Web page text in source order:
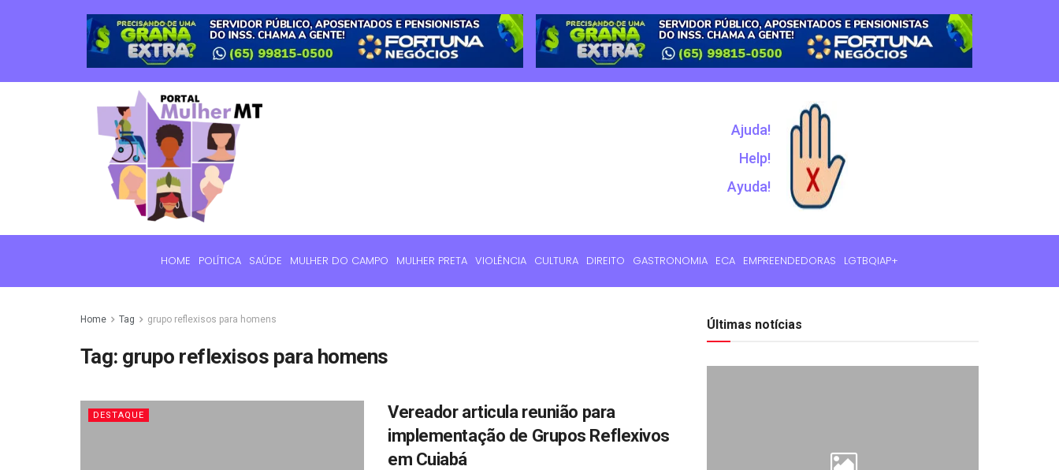
Ajuda!
Help!
Ayuda!
HOME POLÍTICA SAÚDE MULHER DO CAMPO MULHER PRETA VIOLÊNCIA CULTURA DIREITO GASTRONOMIA ECA EMPREENDEDORAS LGTBQIAP+
Home Tag grupo reflexisos para homens
Tag: grupo reflexisos para homens
DESTAQUE
Vereador articula reunião para
implementação de Grupos Reflexivos
em Cuiabá
Últimas notícias